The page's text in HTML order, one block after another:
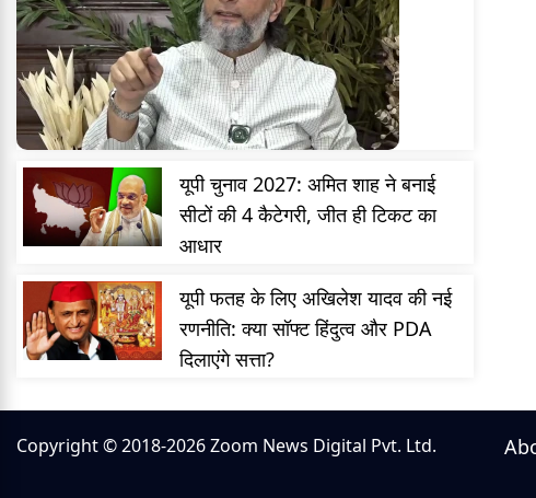
यूपी चुनाव 2027: अमित शाह ने बनाई
सीटों की 4 कैटेगरी, जीत ही टिकट का
आधार
यूपी फतह के लिए अखिलेश यादव की नई
रणनीति: क्या सॉफ्ट हिंदुत्व और PDA
दिलाएंगे सत्ता?
Copyright © 2018-2026 Zoom News Digital Pvt. Ltd.